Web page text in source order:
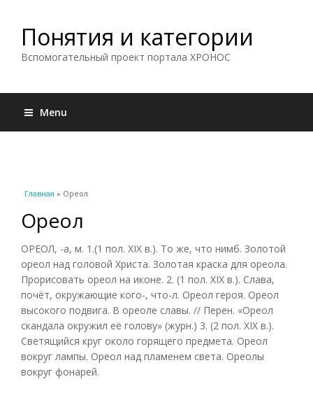
Понятия и категории
Вспомогательный проект портала ХРОНОС
Menu
Вы здесь
Главная » Ореол
Ореол
ОРЕОЛ, -а, м. 1.(1 пол. XIX в.). То же, что нимб. Золотой
ореол над головой Христа. Золотая краска для ореола.
Прорисовать ореол на иконе. 2. (1 пол. XIX в.). Слава,
почёт, окружающие кого-, что-л. Ореол героя. Ореол
высокого подвига. В ореоле славы. // Перен. «Ореол
скандала окружил её голову» (журн.) 3. (2 пол. XIX в.).
Светящийся круг около горящего предмета. Ореол
вокруг лампы. Ореол над пламенем света. Ореолы
вокруг фонарей.